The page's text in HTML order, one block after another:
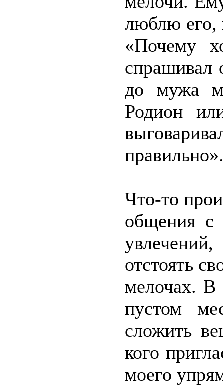
люблю его,
«Почему
спрашивал
до мужа
Родион
правильно».
Что-то
общения с
отстоять
мелочах. В
пустом
сложить
кого
моего